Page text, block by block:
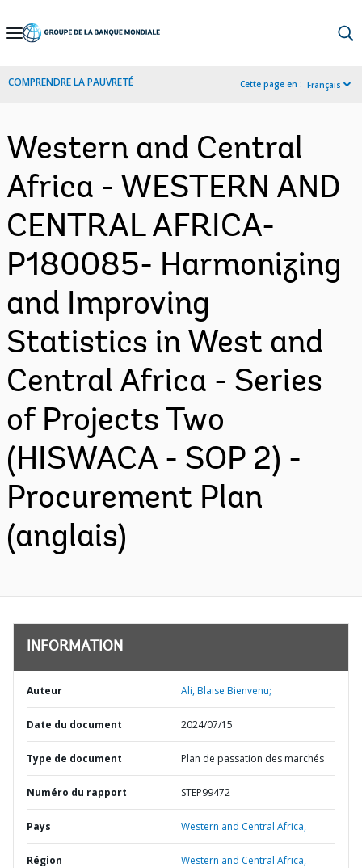
Skip
Navigation
COMPRENDRE LA PAUVRETÉ Cette page en : Français
Western and Central
Africa - WESTERN AND
CENTRAL AFRICA-
P180085- Harmonizing
and Improving
Statistics in West and
Central Africa - Series
of Projects Two
(HISWACA - SOP 2) -
Procurement Plan
(anglais)
INFORMATION
Auteur Ali, Blaise Bienvenu;
Date du document 2024/07/15
Type de document Plan de passation des marchés
Numéro du rapport STEP99472
Pays Western and Central Africa,
Région Western and Central Africa,